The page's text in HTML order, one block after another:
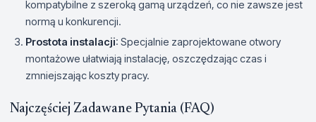
kompatybilne z szeroką gamą urządzeń, co nie zawsze jest
normą u konkurencji.
Prostota instalacji: Specjalnie zaprojektowane otwory
montażowe ułatwiają instalację, oszczędzając czas i
zmniejszając koszty pracy.
Najczęściej Zadawane Pytania (FAQ)